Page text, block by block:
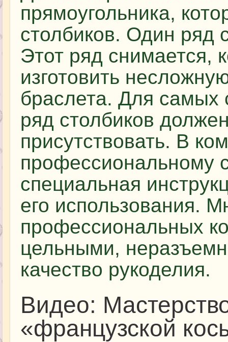
прямоугольника,
столбиков. Один ряд
Этот ряд снимается,
изготовить
браслета. Для самых
ряд столбиков
присутствовать. В
профессиональному
специальная
его использования.
профессиональных
цельными,
качество рукоделия.
Видео:
«французской